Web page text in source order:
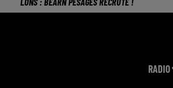
RADIO